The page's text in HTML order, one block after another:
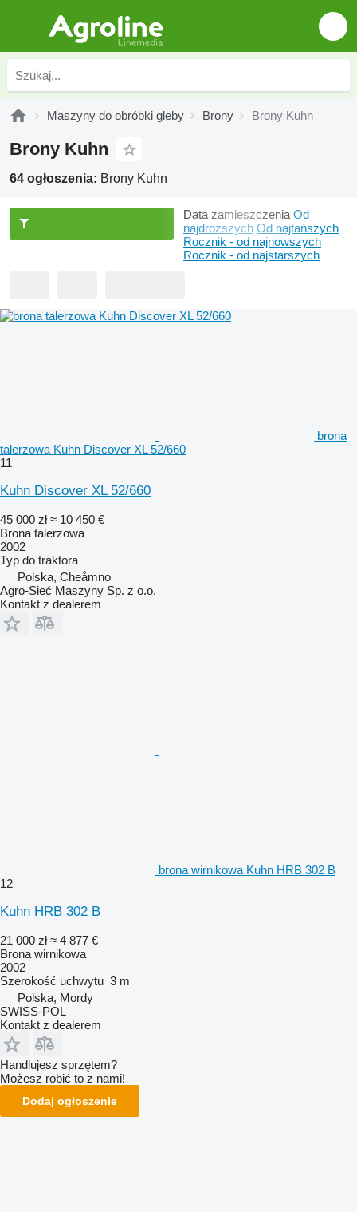
Maszyny do obróbki gleby Brony Brony Kuhn
Brony Kuhn
64 ogłoszenia: Brony Kuhn
Data zamieszczenia Od
najdroższych Od najtańszych
Rocznik - od najnowszych
Rocznik - od najstarszych
brona
talerzowa Kuhn Discover XL 52/660
11
Kuhn Discover XL 52/660
45 000 zł ≈ 10 450 €
Brona talerzowa
2002
Typ do traktora
Polska, Cheåmno
Agro-Sieć Maszyny Sp. z o.o.
Kontakt z dealerem
brona wirnikowa Kuhn HRB 302 B
12
Kuhn HRB 302 B
21 000 zł ≈ 4 877 €
Brona wirnikowa
2002
Szerokość uchwytu 3 m
Polska, Mordy
SWISS-POL
Kontakt z dealerem
Handlujesz sprzętem?
Możesz robić to z nami!
Dodaj ogłoszenie